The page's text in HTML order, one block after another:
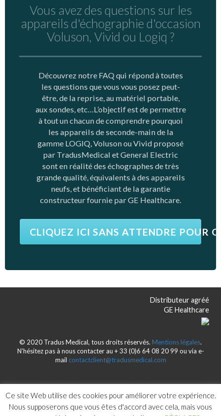
Vous avez des questions sur les
appareils d'échographie d'occasion
Voluson, Vivid ou Logiq ?
Découvrez notre FAQ qui répond à toutes
les questions que vous vous posez peut-
être, de la reprise, au matériel portable,
aux sondes, etc…L’objectif est de permettre
à tout un chacun de comprendre pourquoi
les appareils de seconde-main de la
gamme LOGIQ, Voluson ou Vivid proposé
par TradusMedical et General Electric
sont en réalité des échographes de très
grande qualité, équivalents à des appareils
neufs, et bénéficiant de la garantie
constructeur fournie par GE Healthcare.
CLIQUEZ ICI SANS ATTENDRE POUR
Distributeur agréé
GE Healthcare
© 2020 Tradus Medical, tous droits réservés. Mentions légales.
N’hésitez pas à nous contacter au + 33 (0)6 64 08 20 99 ou via e-
mail contactclient@tradusmedical.com
besoins en gestion de parc d’échographes, des formations cliniques sur les machines en partenariat avec les fournisseurs, de la location opérationnelle longue et
Ce site Web utilise des cookies pour améliorer votre expérience.
Nous supposerons que vous êtes d'accord avec cela, mais vous